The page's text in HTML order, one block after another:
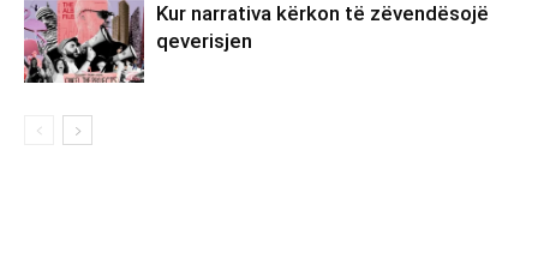
Kur narrativa kërkon të zëvendësojë
qeverisjen